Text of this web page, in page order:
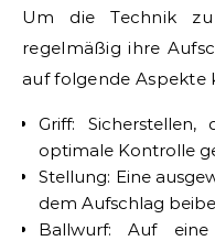
Um die Technik zu
regelmäßig ihre
auf folgende Aspekte
Griff:
optimale Kontrolle
Stellung: Eine
dem Aufschlag
Ballwurf: Auf